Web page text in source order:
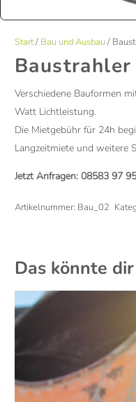
Start/ Bau und Ausbau/
Baustrahler
Verschiedene Bauformen
Watt Lichtleistung.
Die Mietgebühr für 24h
Langzeitmiete und weitere
Jetzt Anfragen: 08583 97
Artikelnummer: Bau_02
Das könnte